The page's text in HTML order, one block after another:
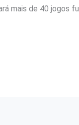
mais de 40 jogos